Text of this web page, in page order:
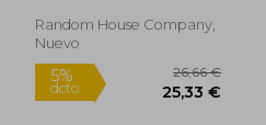
Random House Company,
Nuevo